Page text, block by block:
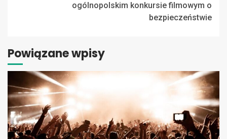
ogólnopolskim konkursie filmowym o
bezpieczeństwie
Powiązane wpisy